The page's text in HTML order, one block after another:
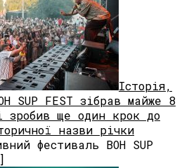
Історія,
SUP FEST зібрав майже 8
зробив ще один крок до
назви річки
фестиваль BOH SUP